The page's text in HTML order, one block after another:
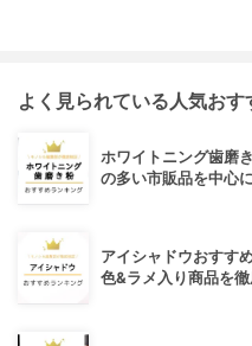
よく見られている人気おす
ホワイトニング歯磨
の多い市販品を中心
アイシャドウおすす
色&ラメ入り商品を徹